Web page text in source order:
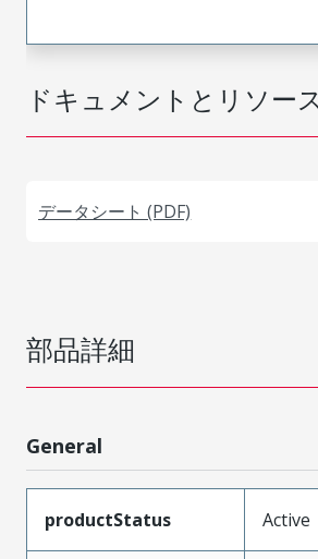
ドキュメントとリソー
データシート (PDF)
部品詳細
General
productStatus Active